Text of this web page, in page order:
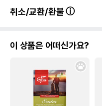
취소/교환/환불
이 상품은 어떠신가요?